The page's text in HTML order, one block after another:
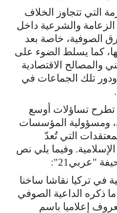
التي تتجاوز الخلاف
والشرعية داخل
الصوفية، خاصة بعد
كما يسلط الضوء على
والمصالح الاقتصادية
تلك الجماعات في
تساؤلات أوسع
ومسؤولية المؤسسات
التي تُعدّ
وفيما يلي نص
"عربي21":
في تركيا نقاشا ساخنا
ذكره الداعية الصوفي
إعلاميا باسم